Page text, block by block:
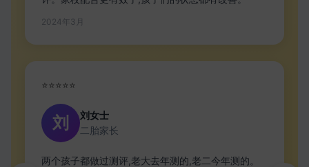
2024年3月
⭐⭐⭐⭐⭐
刘
刘女士
二胎家长
两个孩子都做过测评,老大去年测的,老二今年测的。